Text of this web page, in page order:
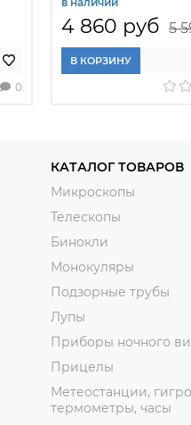
0
4 860 руб 5
В КОРЗИНУ
КАТАЛОГ ТОВАРОВ
Микроскопы
Телескопы
Бинокли
Монокуляры
Подзорные трубы
Лупы
Приборы ночного
Прицелы
Метеостанции,
термометры, часы